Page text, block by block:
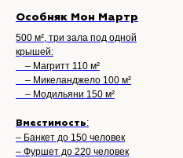
Особняк Мон Мартр
500 м², три зала под одной
крышей:
– Магритт 110 м²
– Микеланджело 100 м²
– Модильяни 150 м²
Вместимость:
– Банкет до 150 человек
– Фуршет до 220 человек